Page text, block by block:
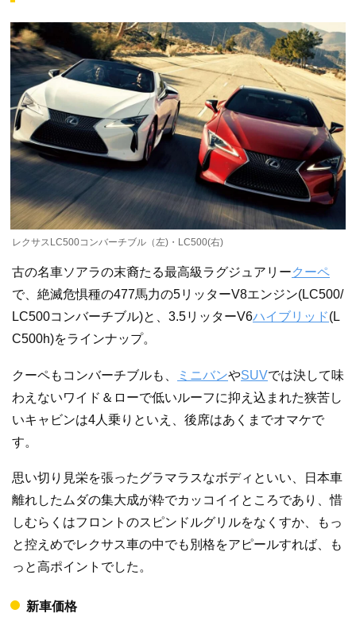
レクサスLC500コンバーチブル（左)・LC500(右)
古の名車ソアラの末裔たる最高級ラグジュアリークーペ
で、絶滅危惧種の477馬力の5リッターV8エンジン(LC500/
LC500コンバーチブル)と、3.5リッターV6ハイブリッド(L
C500h)をラインナップ。
クーペもコンバーチブルも、 ミニバンやSUVでは決して味
わえないワイド＆ローで低いルーフに抑え込まれた狭苦し
いキャビンは4人乗りといえ、後席はあくまでオマケで
す。
思い切り見栄を張ったグラマラスなボディといい、日本車
離れしたムダの集大成が粋でカッコイイところであり、惜
しむらくはフロントのスピンドルグリルをなくすか、もっ
と控えめでレクサス車の中でも別格をアピールすれば、も
っと高ポイントでした。
新車価格